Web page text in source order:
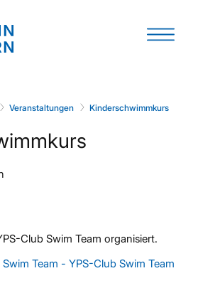
Veranstaltungen Kinderschwimmkurs
Club Swim Team organisiert.
Team - YPS-Club Swim Team